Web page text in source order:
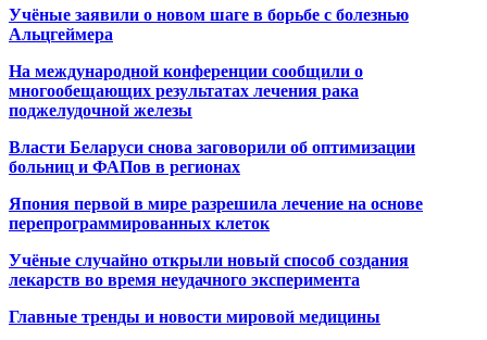
Учёные заявили о новом шаге в борьбе с болезнью
Альцгеймера
На международной конференции сообщили о
многообещающих результатах лечения рака
поджелудочной железы
Власти Беларуси снова заговорили об оптимизации
больниц и ФАПов в регионах
Япония первой в мире разрешила лечение на основе
перепрограммированных клеток
Учёные случайно открыли новый способ создания
лекарств во время неудачного эксперимента
Главные тренды и новости мировой медицины